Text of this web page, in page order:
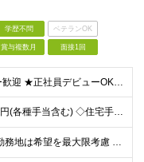
学歴不問 ベテランOK
賞与複数月 面接1回
★未経験・フリーター歓迎 ★正社員デビューOK ★学歴不問 ＼人柄採用を実施中です！／ しっかりと研修できる体制が整っているので、 スキルや経歴は重視していません。 あなたのお人柄や熱意で、選考を行
◇平均月収29万6,400円(各種手当含む) ◇住宅手当⇒最大家賃の半額支給 ◇賞与年2回支給 ■月給22万5,000円以上＋地域手当＋時間外手当＋住宅手当＋家族手当 ※経験やスキルに応じて給与を
★U・Iターン歓迎 ★勤務地は希望を最大限考慮 ★自宅の近くで働きたい方にもピッタリ！ 全国44都道府県（栃木県・福井県・鹿児島県を除く）の家電量販店内の「PCコーナー」にて勤務いただきます。 ※